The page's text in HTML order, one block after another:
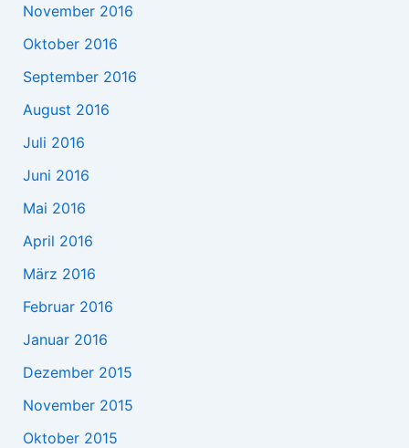
November 2016
Oktober 2016
September 2016
August 2016
Juli 2016
Juni 2016
Mai 2016
April 2016
März 2016
Februar 2016
Januar 2016
Dezember 2015
November 2015
Oktober 2015